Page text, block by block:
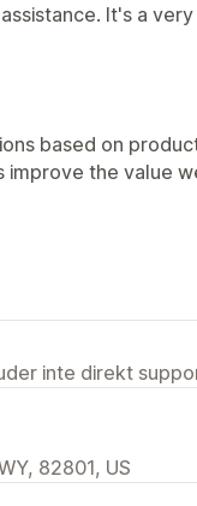
It's a
based on
improve the value
inte direkt
82801, US